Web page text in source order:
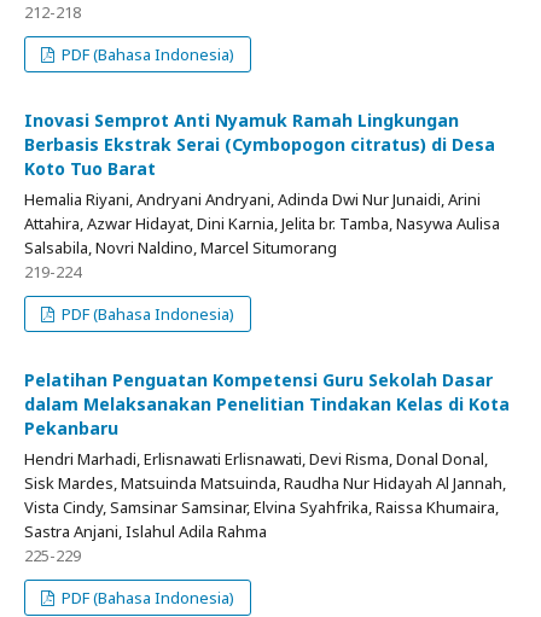
212-218
PDF (Bahasa Indonesia)
Inovasi Semprot Anti Nyamuk Ramah Lingkungan
Berbasis Ekstrak Serai (Cymbopogon citratus) di Desa
Koto Tuo Barat
Hemalia Riyani, Andryani Andryani, Adinda Dwi Nur Junaidi, Arini
Attahira, Azwar Hidayat, Dini Karnia, Jelita br. Tamba, Nasywa Aulisa
Salsabila, Novri Naldino, Marcel Situmorang
219-224
PDF (Bahasa Indonesia)
Pelatihan Penguatan Kompetensi Guru Sekolah Dasar
dalam Melaksanakan Penelitian Tindakan Kelas di Kota
Pekanbaru
Hendri Marhadi, Erlisnawati Erlisnawati, Devi Risma, Donal Donal,
Sisk Mardes, Matsuinda Matsuinda, Raudha Nur Hidayah Al Jannah,
Vista Cindy, Samsinar Samsinar, Elvina Syahfrika, Raissa Khumaira,
Sastra Anjani, Islahul Adila Rahma
225-229
PDF (Bahasa Indonesia)